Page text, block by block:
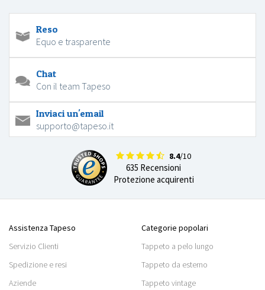
Reso
Equo e trasparente
Chat
Con il team Tapeso
Inviaci un'email
supporto@tapeso.it
8.4/10
635 Recensioni
Protezione acquirenti
Assistenza Tapeso
Servizio Clienti
Spedizione e resi
Aziende
Categorie popolari
Tappeto a pelo lungo
Tappeto da esterno
Tappeto vintage